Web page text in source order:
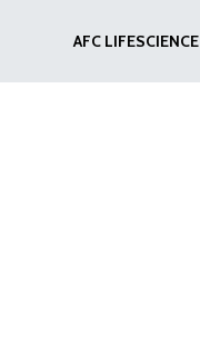
AFC LIFESCIENCE